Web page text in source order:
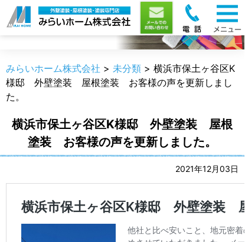
職人のうんちく
みらいホーム株式会社 > 未分類 > 横浜市保土ヶ谷区K
様邸 外壁塗装 屋根塗装 お客様の声を更新しまし
た。
横浜市保土ヶ谷区K様邸 外壁塗装 屋根
塗装 お客様の声を更新しました。
2021年12月03日